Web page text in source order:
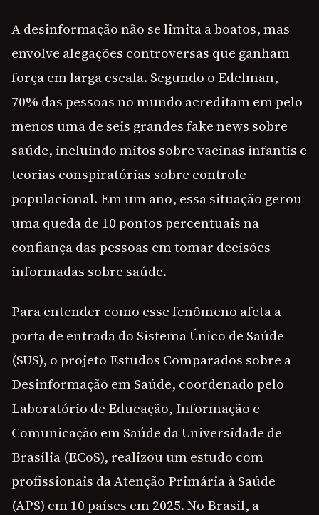
A desinformação não se limita a boatos, mas
envolve alegações controversas que ganham
força em larga escala. Segundo o Edelman,
70% das pessoas no mundo acreditam em pelo
menos uma de seis grandes fake news sobre
saúde, incluindo mitos sobre vacinas infantis e
teorias conspiratórias sobre controle
populacional. Em um ano, essa situação gerou
uma queda de 10 pontos percentuais na
confiança das pessoas em tomar decisões
informadas sobre saúde.
Para entender como esse fenômeno afeta a
porta de entrada do Sistema Único de Saúde
(SUS), o projeto Estudos Comparados sobre a
Desinformação em Saúde, coordenado pelo
Laboratório de Educação, Informação e
Comunicação em Saúde da Universidade de
Brasília (ECoS), realizou um estudo com
profissionais da Atenção Primária à Saúde
(APS) em 10 países em 2025. No Brasil, a